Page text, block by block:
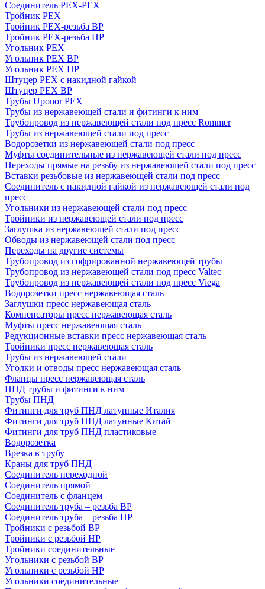
Соединитель PEX-PEX
Тройник PEX
Тройник PEX-резьба ВР
Тройник PEX-резьба НР
Угольник PEX
Угольник PEX ВР
Угольник PEX НР
Штуцер PEX c накидной гайкой
Штуцер PEX ВР
Трубы Uponor PEX
Трубы из нержавеющей стали и фитинги к ним
Трубопровод из нержавеющей стали под пресс Rommer
Трубы из нержавеющей стали под пресс
Водорозетки из нержавеющей стали под пресс
Муфты соединительные из нержавеющей стали под пресс
Переходы прямые на резьбу из нержавеющей стали под пресс
Вставки резьбовые из нержавеющей стали под пресс
Соединитель с накидной гайкой из нержавеющей стали под
пресс
Угольники из нержавеющей стали под пресс
Тройники из нержавеющей стали под пресс
Заглушка из нержавеющей стали под пресс
Обводы из нержавеющей стали под пресс
Переходы на другие системы
Трубопровод из гофрированной нержавеющей трубы
Трубопровод из нержавеющей стали под пресс Valtec
Трубопровод из нержавеющей стали под пресс Viega
Водорозетки пресс нержавеющая сталь
Заглушки пресс нержавеющая сталь
Компенсаторы пресс нержавеющая сталь
Муфты пресс нержавеющая сталь
Редукционные вставки пресс нержавеющая сталь
Тройники пресс нержавеющая сталь
Трубы из нержавеющей стали
Уголки и отводы пресс нержавеющая сталь
Фланцы пресс нержавеющая сталь
ПНД трубы и фитинги к ним
Трубы ПНД
Фитинги для труб ПНД латунные Италия
Фитинги для труб ПНД латунные Китай
Фитинги для труб ПНД пластиковые
Водорозетка
Врезка в трубу
Краны для труб ПНД
Соединитель переходной
Соединитель прямой
Соединитель с фланцем
Соединитель труба – резьба ВР
Соединитель труба – резьба НР
Тройники с резьбой ВР
Тройники с резьбой НР
Тройники соединительные
Угольники с резьбой ВР
Угольники с резьбой НР
Угольники соединительные